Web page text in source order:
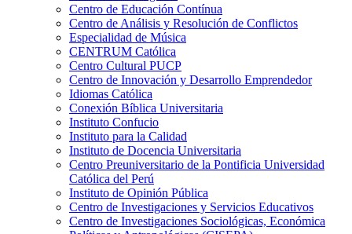
Centro de Educación Contínua
Centro de Análisis y Resolución de Conflictos
Especialidad de Música
CENTRUM Católica
Centro Cultural PUCP
Centro de Innovación y Desarrollo Emprendedor
Idiomas Católica
Conexión Bíblica Universitaria
Instituto Confucio
Instituto para la Calidad
Instituto de Docencia Universitaria
Centro Preuniversitario de la Pontificia Universidad
Católica del Perú
Instituto de Opinión Pública
Centro de Investigaciones y Servicios Educativos
Centro de Investigaciones Sociológicas, Económica